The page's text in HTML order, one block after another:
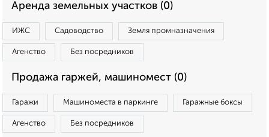
Аренда земельных участков (0)
ИЖС Садоводство Земля промназначения
Агенство Без посредников
Продажа гаржей, машиномест (0)
Гаражи Машиноместа в паркинге Гаражные боксы
Агенство Без посредников